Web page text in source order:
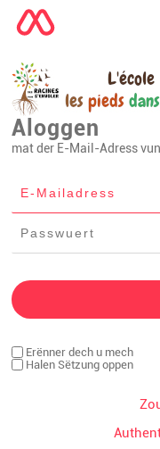
Aloggen
mat der E-Mail-Adress
Erënner dech u mech
Halen Sëtzung oppen